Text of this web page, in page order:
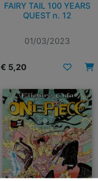
FAIRY TAIL 100 YEARS
QUEST n. 12
01/03/2023
€ 5,20